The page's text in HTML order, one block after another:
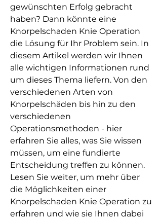
gewünschten Erfolg gebracht
haben? Dann könnte eine
Knorpelschaden Knie Operation
die Lösung für Ihr Problem sein. In
diesem Artikel werden wir Ihnen
alle wichtigen Informationen rund
um dieses Thema liefern. Von den
verschiedenen Arten von
Knorpelschäden bis hin zu den
verschiedenen
Operationsmethoden - hier
erfahren Sie alles, was Sie wissen
müssen, um eine fundierte
Entscheidung treffen zu können.
Lesen Sie weiter, um mehr über
die Möglichkeiten einer
Knorpelschaden Knie Operation zu
erfahren und wie sie Ihnen dabei